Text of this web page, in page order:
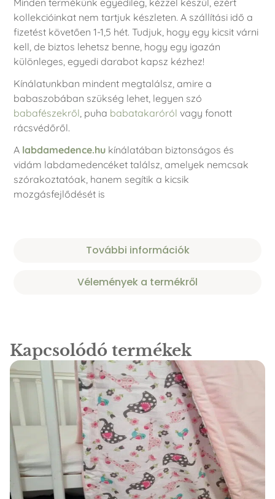
További információk
Vélemények a termékről
Minden termékünk egyedileg, kézzel készül, ezért
kollekcióinkat nem tartjuk készleten. A szállítási idő a
fizetést követően 1-1,5 hét. Tudjuk, hogy egy kicsit várni
kell, de biztos lehetsz benne, hogy egy igazán
különleges, egyedi darabot kapsz kézhez!
Kínálatunkban mindent megtalálsz, amire a
babaszobában szükség lehet, legyen szó
babafészekről, puha babatakaróról vagy fonott
rácsvédőről.
A labdamedence.hu kínálatában biztonságos és
vidám labdamedencéket találsz, amelyek nemcsak
szórakoztatóak, hanem segítik a kicsik
mozgásfejlődését is
Kapcsolódó termékek